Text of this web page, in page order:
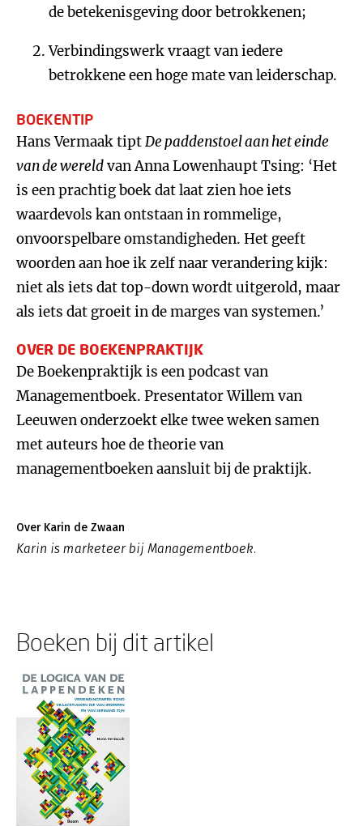
de betekenisgeving door betrokkenen;
Verbindingswerk vraagt van iedere
betrokkene een hoge mate van leiderschap.
BOEKENTIP
Hans Vermaak tiptDe paddenstoel aan het einde
van de wereldvan Anna Lowenhaupt Tsing: ‘Het
is een prachtig boek dat laat zien hoe iets
waardevols kan ontstaan in rommelige,
onvoorspelbare omstandigheden. Het geeft
woorden aan hoe ik zelf naar verandering kijk:
niet als iets dat top-down wordt uitgerold, maar
als iets dat groeit in de marges van systemen.’
OVER DE BOEKENPRAKTIJK
De Boekenpraktijk is een podcast van
Managementboek. Presentator Willem van
Leeuwen onderzoekt elke twee weken samen
met auteurs hoe de theorie van
managementboeken aansluit bij de praktijk.
Over Karin de Zwaan
Karin is marketeer bij Managementboek.
Boeken bij dit artikel